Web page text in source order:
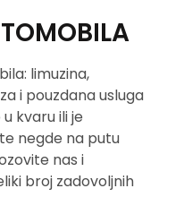
limuzina,
i pouzdana usluga
kvaru ili je
negde na putu
nas i
broj zadovoljnih